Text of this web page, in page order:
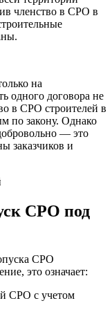
членство в СРО в
на
одного договора не
в СРО строителей в
по закону. Однако
— это
заказчиков и
СРО под
СРО
это означает:
СРО с учетом